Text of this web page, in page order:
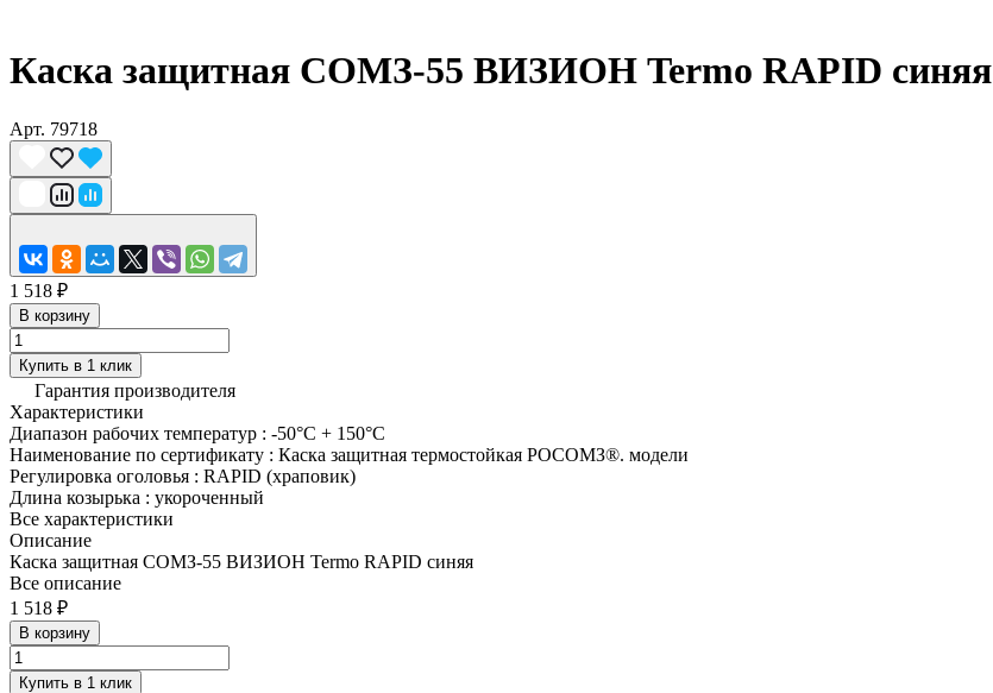
Каска защитная СОМЗ-55 ВИЗИОН Termo RAPID синяя
Арт. 79718
1 518 ₽
В корзину
Купить в 1 клик
Гарантия производителя
Характеристики
Диапазон рабочих температур : -50°C + 150°C
Наименование по сертификату : Каска защитная термостойкая РОСОМЗ®. модели
Регулировка оголовья : RAPID (храповик)
Длина козырька : укороченный
Все характеристики
Описание
Каска защитная СОМЗ-55 ВИЗИОН Termo RAPID синяя
Все описание
1 518 ₽
В корзину
Купить в 1 клик